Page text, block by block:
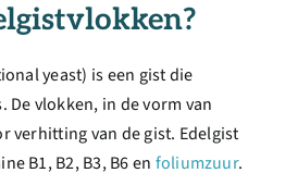
yeast) is een gist die
De vlokken, in de vorm van
verhitting van de gist. Edelgist
B1, B2, B3, B6 en foliumzuur.